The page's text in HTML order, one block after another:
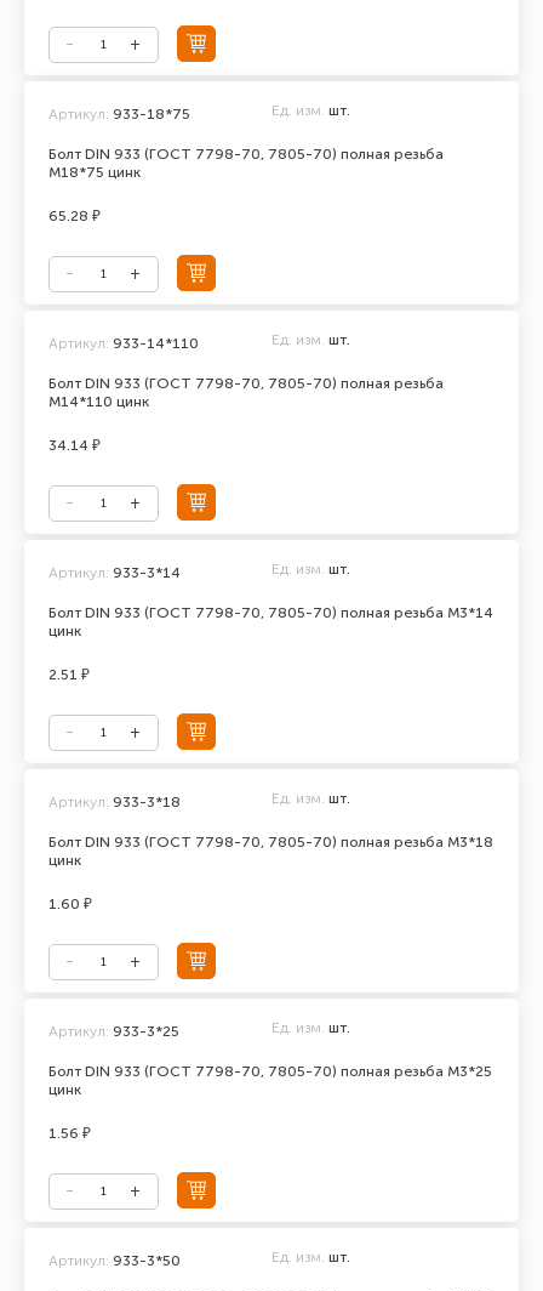
Болт DIN 933 (ГОСТ 7798-70, 7805-70) полная резьба
М18*75 цинк
Артикул: 933-18*75 Ед. изм. шт.
65.28 ₽
Болт DIN 933 (ГОСТ 7798-70, 7805-70) полная резьба
М14*110 цинк
Артикул: 933-14*110 Ед. изм. шт.
34.14 ₽
Болт DIN 933 (ГОСТ 7798-70, 7805-70) полная резьба М3*14
цинк
Артикул: 933-3*14 Ед. изм. шт.
2.51 ₽
Болт DIN 933 (ГОСТ 7798-70, 7805-70) полная резьба М3*18
цинк
Артикул: 933-3*18 Ед. изм. шт.
1.60 ₽
Болт DIN 933 (ГОСТ 7798-70, 7805-70) полная резьба М3*25
цинк
Артикул: 933-3*25 Ед. изм. шт.
1.56 ₽
Артикул: 933-3*50 Ед. изм. шт.